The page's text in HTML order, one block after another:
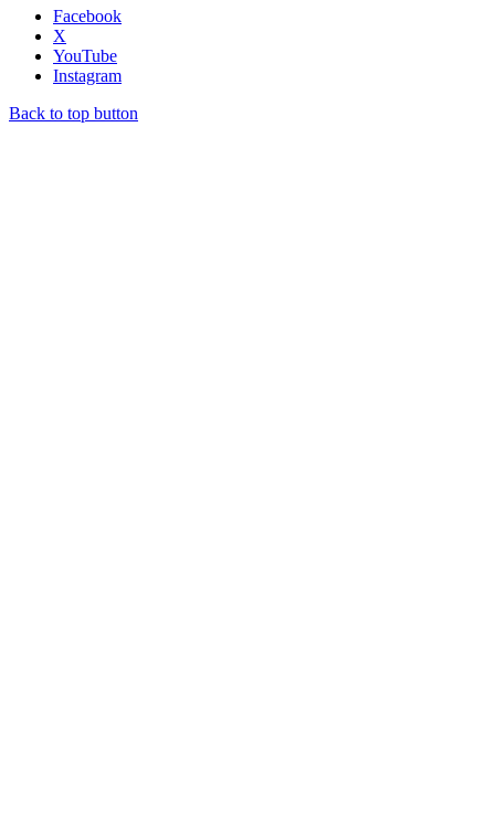
Facebook
X
YouTube
Instagram
Back to top button